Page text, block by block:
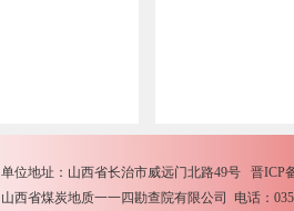
单位地址：山西省长治市威远门北路49号 晋ICP
山西省煤炭地质一一四勘查院有限公司 电话：